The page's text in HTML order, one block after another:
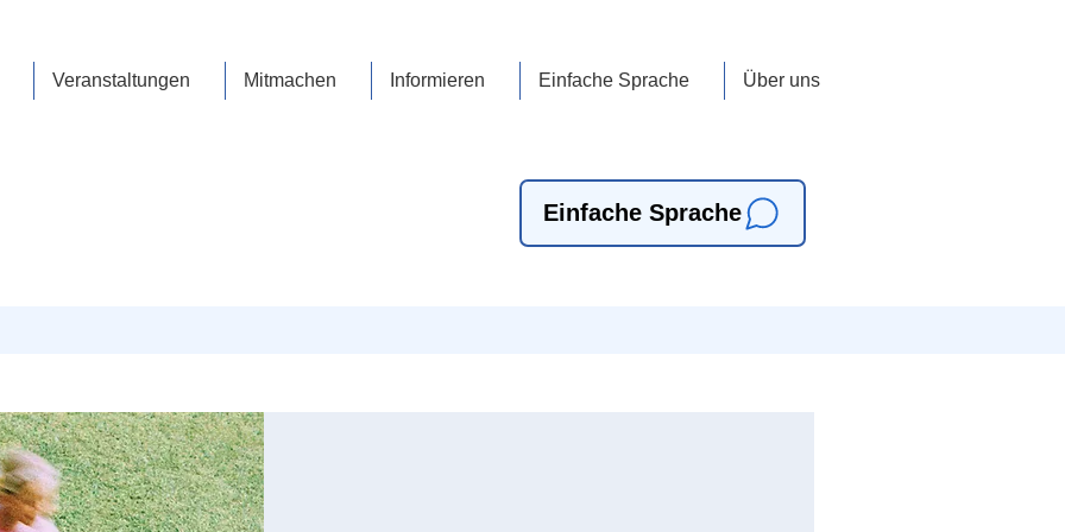
Veranstaltungen Mitmachen Informieren Einfache Sprache Über uns
Einfache Sprache